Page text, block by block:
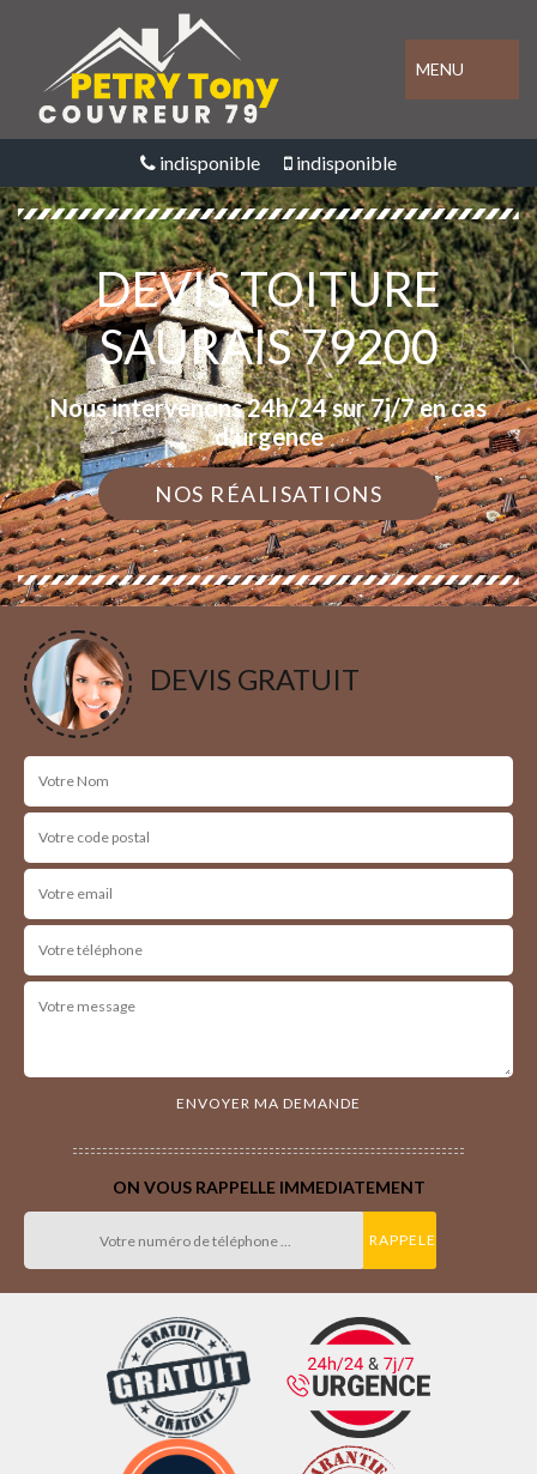
MENU
indisponible indisponible
DEVIS TOITURE
SAURAIS 79200
Nous intervenons 24h/24 sur 7j/7 en cas
d'urgence
NOS RÉALISATIONS
DEVIS GRATUIT
ON VOUS RAPPELLE IMMEDIATEMENT